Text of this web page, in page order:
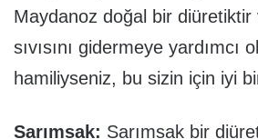
Maydanoz doğal bir diüretiktir
sıvısını gidermeye yardımcı
hamiliyseniz, bu sizin için iyi
Sarımsak: Sarımsak bir